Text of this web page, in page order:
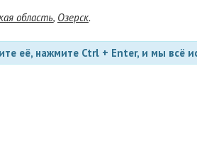
область, Озерск.
её, нажмите Ctrl + Enter, и мы всё